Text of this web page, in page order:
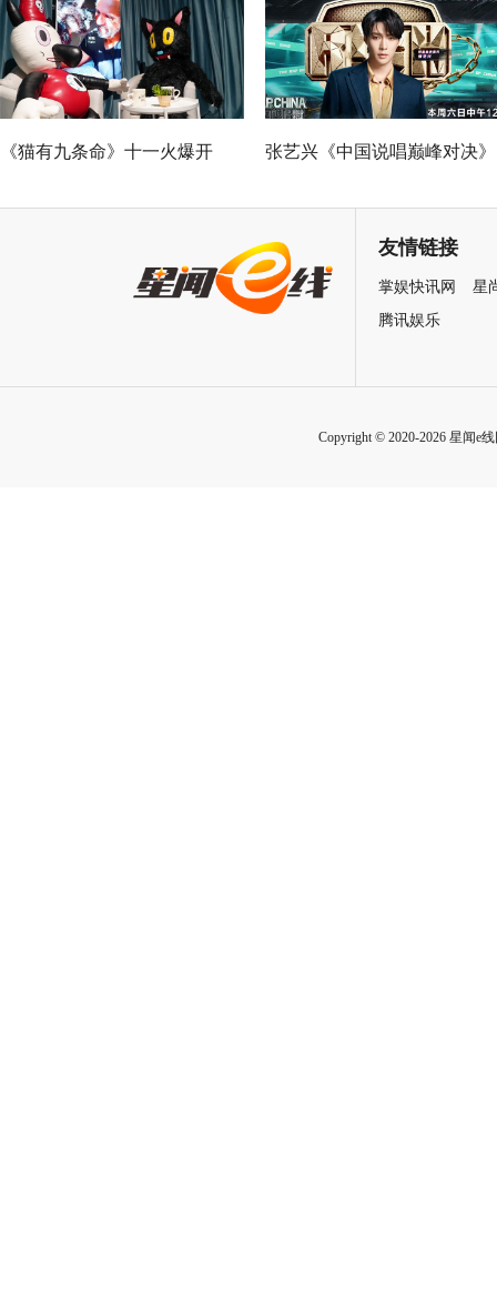
式当代艺术大展全新玩法
《猫有九条命》十一火爆开 张艺兴《中国说唱巅峰对决》
冲上巅峰炸裂舞台友情链接
掌娱快讯网
星
腾讯娱乐
Copyright © 2020-2026 星闻e